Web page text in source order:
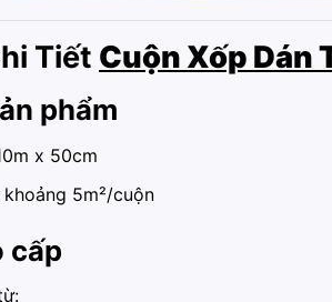
Tiết Cuộn Xốp Dán
phẩm
x 50cm
5m²/cuộn
cấp